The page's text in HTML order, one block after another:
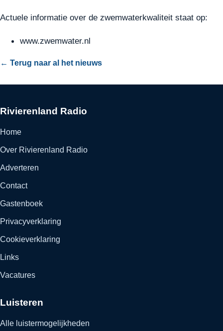
Actuele informatie over de zwemwaterkwaliteit staat op:
www.zwemwater.nl
← Terug naar al het nieuws
Rivierenland Radio
Home
Over Rivierenland Radio
Adverteren
Contact
Gastenboek
Privacyverklaring
Cookieverklaring
Links
Vacatures
Luisteren
Alle luistermogelijkheden